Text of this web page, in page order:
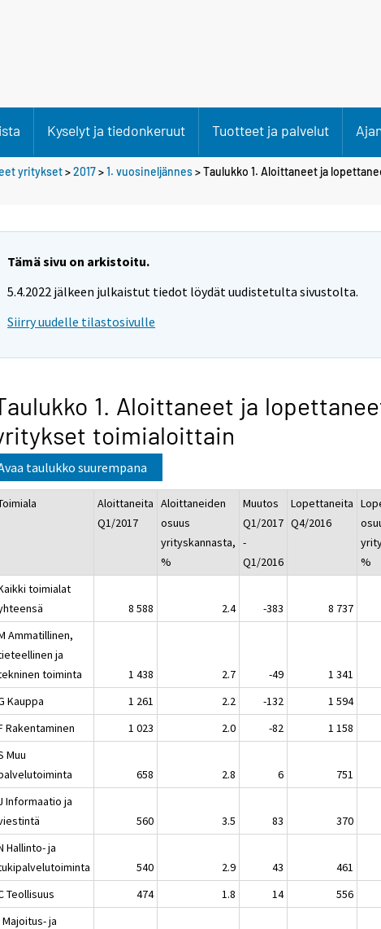
Kyselyt ja tiedonkeruut Tuotteet ja palvelut
yritykset>2017>1. vuosineljännes> Taulukko 1. Aloittaneet ja
Tämä sivu on arkistoitu.
5.4.2022 jälkeen julkaistut tiedot löydät uudistetulta sivustolta.
Siirry uudelle tilastosivulle
1. Aloittaneet ja
toimialoittain
taulukko suurempana
Aloittaneita
Q1/2017
Aloittaneiden
osuus
yrityskannasta,
%
Muutos
Q1/2017
-
Q1/2016
Lopettaneita
Q4/2016
%
toimialat
8 588 2.4 -383 8 737
Ammatillinen,
ja
toiminta
1 438 2.7 -49 1 341
Kauppa
1 261 2.2 -132 1 594
Rakentaminen
1 023 2.0 -82 1 158
Muu
658 2.8 6 751
Informaatio ja
560 3.5 83 370
Hallinto- ja
540 2.9 43 461
Teollisuus
474 1.8 14 556
Majoitus- ja